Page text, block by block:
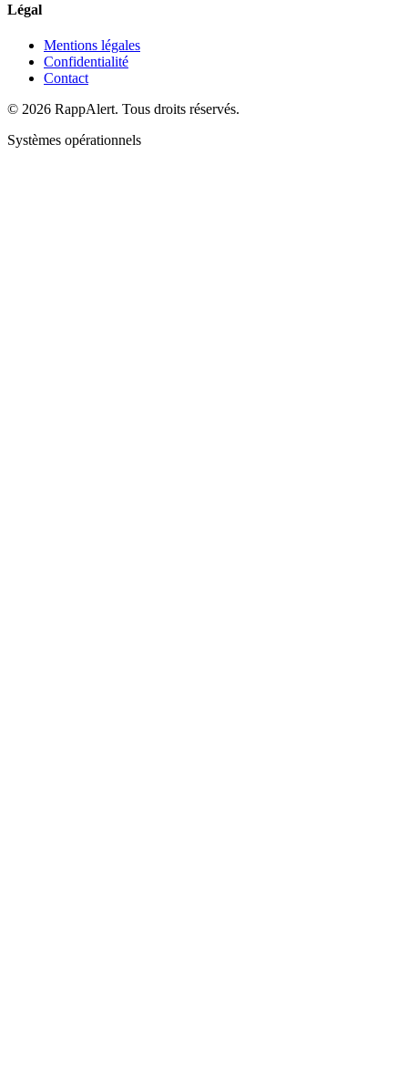
Légal
Mentions légales
Confidentialité
Contact
© 2026 RappAlert. Tous droits réservés.
Systèmes opérationnels